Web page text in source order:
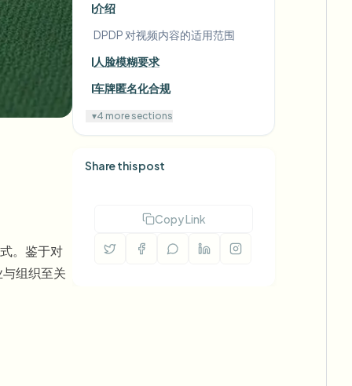
。鉴于对
组织至关
介绍
DPDP 对视频内容的适用范围
人脸模糊要求
车牌匿名化合规
▾4 more sections
Share this post
Copy Link